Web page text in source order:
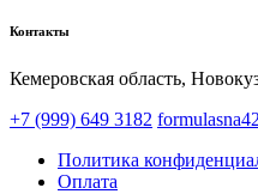
Контакты
Кемеровская область,
+7 (999) 649 3182
Политика
Оплата